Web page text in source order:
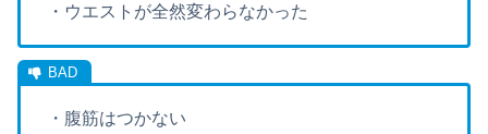
・ウエストが全然変わらなかった
・腹筋はつかない